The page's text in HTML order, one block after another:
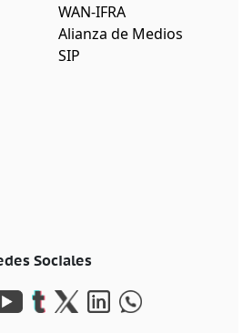
WAN-IFRA
Alianza de Medios
SIP
Sociales